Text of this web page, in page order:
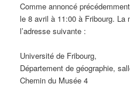
Comme annoncé
le 8 avril à 11:00 à Fribourg. La
l’adresse suivante :
Université de Fribourg,
Département de géographie,
Chemin du Musée 4